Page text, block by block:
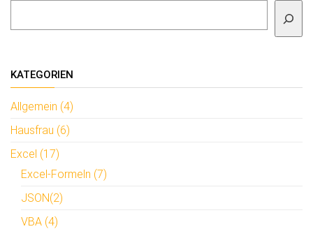
KATEGORIEN
Allgemein (4)
Hausfrau (6)
Excel (17)
Excel-Formeln (7)
JSON(2)
VBA (4)